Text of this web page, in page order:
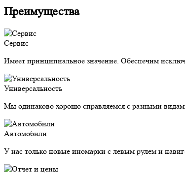
Преимущества
Сервис
Имеет принципиальное значение. Обеспечим
Универсальность
Мы одинаково хорошо справляемся с разными
Автомобили
У нас только новые иномарки с левым рулем и